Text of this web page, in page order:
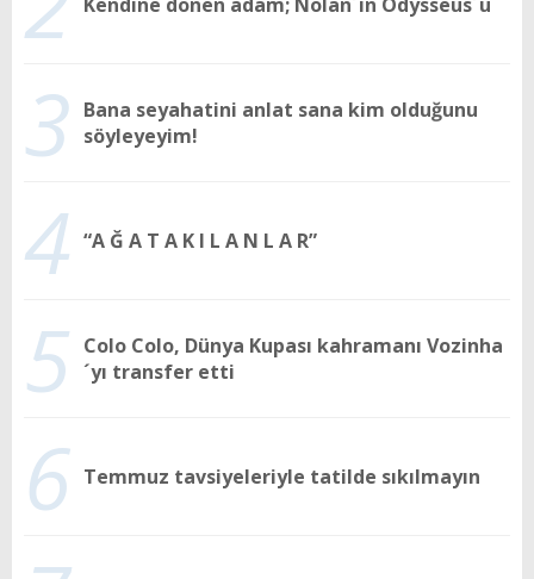
3 Bana seyahatini anlat sana kim olduğunu
söyleyeyim!
4 “A Ğ A T A K I L A N L A R”
5 Colo Colo, Dünya Kupası kahramanı Vozinha
´yı transfer etti
6 Temmuz tavsiyeleriyle tatilde sıkılmayın